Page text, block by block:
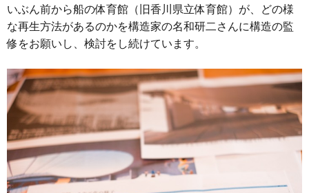
いぶん前から船の体育館（旧香川県立体育館）が、どの様
な再生方法があるのかを構造家の名和研二さんに構造の監
修をお願いし、検討をし続けています。